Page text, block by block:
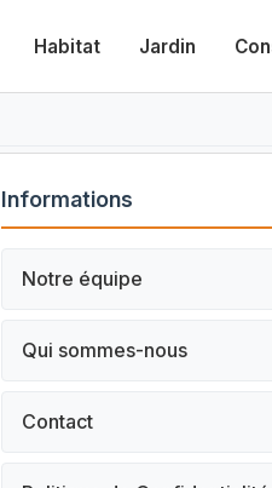
Habitat Jardin
Informations
Notre équipe
Qui sommes-nous
Contact